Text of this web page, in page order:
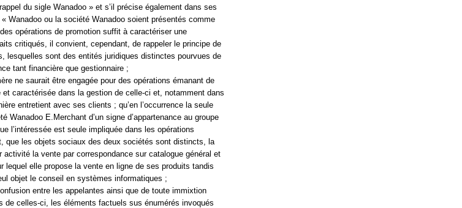
du sigle Wanadoo » et s’il précise également dans ses
Wanadoo ou la société Wanadoo soient présentés comme
opérations de promotion suffit à caractériser une
critiqués, il convient, cependant, de rappeler le principe de
lesquelles sont des entités juridiques distinctes pourvues de
tant financière que gestionnaire ;
ne saurait être engagée pour des opérations émanant de
et caractérisée dans la gestion de celle-ci et, notamment dans
entretient avec ses clients ; qu’en l’occurrence la seule
Wanadoo E.Merchant d’un signe d’appartenance au groupe
l’intéressée est seule impliquée dans les opérations
que les objets sociaux des deux sociétés sont distincts, la
la vente par correspondance sur catalogue général et
lequel elle propose la vente en ligne de ses produits tandis
objet le conseil en systèmes informatiques ;
entre les appelantes ainsi que de toute immixtion
de celles-ci, les éléments factuels sus énumérés invoqués